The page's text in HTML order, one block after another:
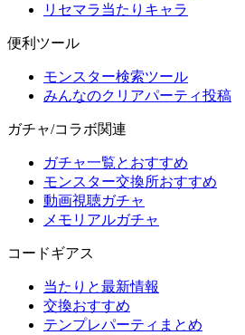
リセマラ当たりキャラ
便利ツール
モンスター検索ツール
みんなのクリアパーティ投稿
ガチャ/コラボ関連
ガチャ一覧とおすすめ
モンスター交換所おすすめ
動画視聴ガチャ
メモリアルガチャ
コードギアス
当たりと最新情報
交換おすすめ
テンプレパーティまとめ